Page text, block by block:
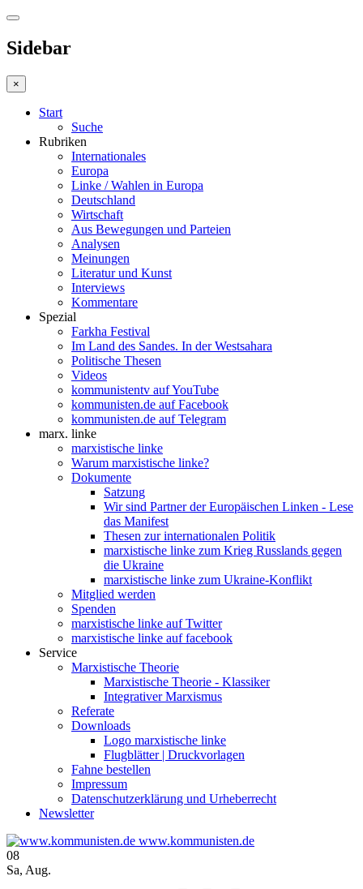
Sidebar
×
Start
Suche
Rubriken
Internationales
Europa
Linke / Wahlen in Europa
Deutschland
Wirtschaft
Aus Bewegungen und Parteien
Analysen
Meinungen
Literatur und Kunst
Interviews
Kommentare
Spezial
Farkha Festival
Im Land des Sandes. In der Westsahara
Politische Thesen
Videos
kommunistentv auf YouTube
kommunisten.de auf Facebook
kommunisten.de auf Telegram
marx. linke
marxistische linke
Warum marxistische linke?
Dokumente
Satzung
Wir sind Partner der Europäischen Linken - Lese
das Manifest
Thesen zur internationalen Politik
marxistische linke zum Krieg Russlands gegen
die Ukraine
marxistische linke zum Ukraine-Konflikt
Mitglied werden
Spenden
marxistische linke auf Twitter
marxistische linke auf facebook
Service
Marxistische Theorie
Marxistische Theorie - Klassiker
Integrativer Marxismus
Referate
Downloads
Logo marxistische linke
Flugblätter | Druckvorlagen
Fahne bestellen
Impressum
Datenschutzerklärung und Urheberrecht
Newsletter
www.kommunisten.de
08
Sa, Aug.